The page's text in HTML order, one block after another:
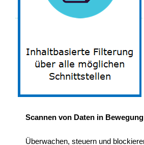
Scannen von Daten in Bewegung
Überwachen, steuern und